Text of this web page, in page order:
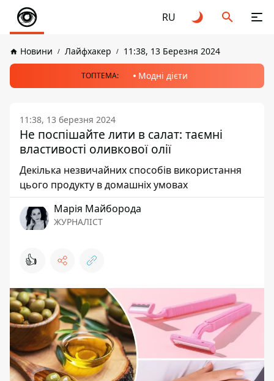
RU
Новини Лайфхакер 11:38, 13 Березня 2024
ТОПТЕМА: Модні дієти
11:38, 13 березня 2024
Не поспішайте лити в салат: таємні
властивості оливкової олії
Декілька незвичайних способів використання
цього продукту в домашніх умовах
Марія Майборода
ЖУРНАЛІСТ
👍